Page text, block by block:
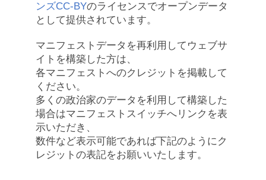
ンズCC-BYのライセンスでオープンデータ
として提供されています。
マニフェストデータを再利用してウェブサ
イトを構築した方は、
各マニフェストへのクレジットを掲載して
ください。
多くの政治家のデータを利用して構築した
場合はマニフェストスイッチへリンクを表
示いただき、
数件など表示可能であれば下記のようにク
レジットの表記をお願いいたします。